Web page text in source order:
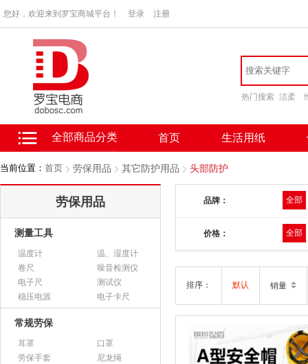
您好，欢迎来到罗宝商城平台！ 登录 注册
热门搜索 洁柔
全部商品分类 首页 生活用纸
当前位置： 首页 劳保用品 其它防护用品 头部防护
劳保用品
测量工具
温度计
温、湿度计
卷尺
噪音检测仪
电子尺
测试仪
稳压电源
电子卡尺
常规劳保
耳罩
口罩
劳保手套
尼龙绳
品牌： 全部
价格： 全部
排序： 默认 销量